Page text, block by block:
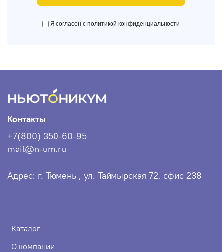
Я согласен с политикой конфиденциальности
Каталог
О компании
Контакты
+7(800) 350-60-95
mail@n-um.ru
Адрес: г. Тюмень , ул. Таймырская 72, офис 238